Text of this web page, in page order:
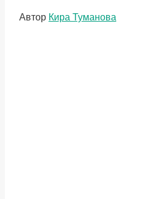
Метки
Автор Кира Туманова